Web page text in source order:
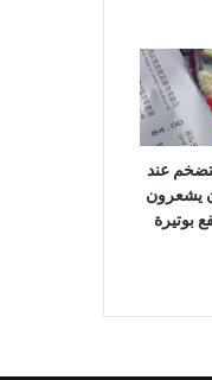
عند
يشعرون
بوتيرة